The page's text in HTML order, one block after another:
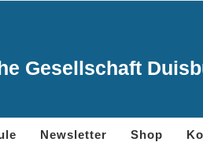
Gesellschaft
Newsletter Shop